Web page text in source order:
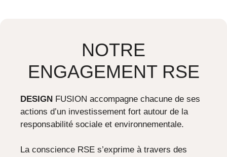
NOTRE
ENGAGEMENT RSE
DESIGN FUSION accompagne chacune de ses
actions d’un investissement fort autour de la
responsabilité sociale et environnementale.
La conscience RSE s’exprime à travers des